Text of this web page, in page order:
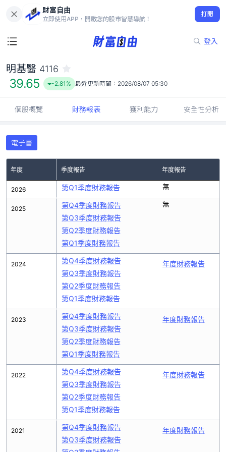
財富自由
立即使用APP，開啟您的股市智慧導航！
打開
登入
39.65
-2.81%
明基醫 4116
39.65 -2.81% 最近更新時間： 2026/08/07 05:30
個股概覽 財務報表 獲利能力 安全性分析
電子書
年度 季度報告 年度報告
2026
2025
2024
2023
2022
2021
第Q1季度財務報告 無
第Q4季度財務報告
第Q3季度財務報告
第Q2季度財務報告
第Q1季度財務報告
無
第Q4季度財務報告
第Q3季度財務報告
第Q2季度財務報告
第Q1季度財務報告
年度財務報告
第Q4季度財務報告
第Q3季度財務報告
第Q2季度財務報告
第Q1季度財務報告
年度財務報告
第Q4季度財務報告
第Q3季度財務報告
第Q2季度財務報告
第Q1季度財務報告
年度財務報告
第Q4季度財務報告
第Q3季度財務報告
年度財務報告